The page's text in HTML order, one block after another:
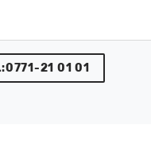
21 01 01